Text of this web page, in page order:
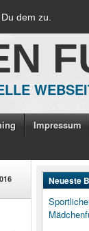
dem zu.
Impressum
Neueste